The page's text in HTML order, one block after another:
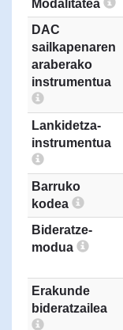
Modalitatea
DAC
sailkapenaren
araberako
instrumentua
Lankidetza-
instrumentua
Barruko
kodea
Bideratze-
modua
Erakunde
bideratzailea